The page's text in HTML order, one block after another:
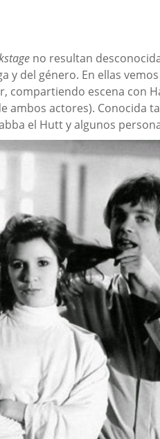
no resultan
del género. En ellas
compartiendo escena con
actores). Conocida
el Hutt y algunos